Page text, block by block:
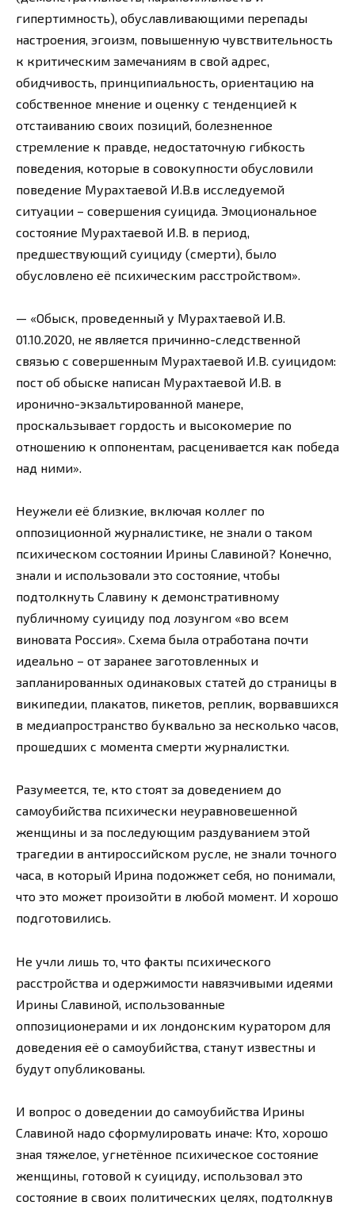
гипертимность), обуславливающими перепады
настроения, эгоизм, повышенную чувствительность
к критическим замечаниям в свой адрес,
обидчивость, принципиальность, ориентацию на
собственное мнение и оценку с тенденцией к
отстаиванию своих позиций, болезненное
стремление к правде, недостаточную гибкость
поведения, которые в совокупности обусловили
поведение Мурахтаевой И.В.в исследуемой
ситуации – совершения суицида. Эмоциональное
состояние Мурахтаевой И.В. в период,
предшествующий суициду (смерти), было
обусловлено её психическим расстройством».
— «Обыск, проведенный у Мурахтаевой И.В.
01.10.2020, не является причинно-следственной
связью с совершенным Мурахтаевой И.В. суицидом:
пост об обыске написан Мурахтаевой И.В. в
иронично-экзальтированной манере,
проскальзывает гордость и высокомерие по
отношению к оппонентам, расценивается как победа
над ними».
Неужели её близкие, включая коллег по
оппозиционной журналистике, не знали о таком
психическом состоянии Ирины Славиной? Конечно,
знали и использовали это состояние, чтобы
подтолкнуть Славину к демонстративному
публичному суициду под лозунгом «во всем
виновата Россия». Схема была отработана почти
идеально – от заранее заготовленных и
запланированных одинаковых статей до страницы в
википедии, плакатов, пикетов, реплик, ворвавшихся
в медиапространство буквально за несколько часов,
прошедших с момента смерти журналистки.
Разумеется, те, кто стоят за доведением до
самоубийства психически неуравновешенной
женщины и за последующим раздуванием этой
трагедии в антироссийском русле, не знали точного
часа, в который Ирина подожжет себя, но понимали,
что это может произойти в любой момент. И хорошо
подготовились.
Не учли лишь то, что факты психического
расстройства и одержимости навязчивыми идеями
Ирины Славиной, использованные
оппозиционерами и их лондонским куратором для
доведения её о самоубийства, станут известны и
будут опубликованы.
И вопрос о доведении до самоубийства Ирины
Славиной надо сформулировать иначе: Кто, хорошо
зная тяжелое, угнетённое психическое состояние
женщины, готовой к суициду, использовал это
состояние в своих политических целях, подтолкнув